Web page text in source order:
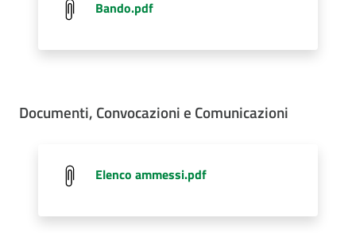
Bando.pdf
Documenti, Convocazioni e Comunicazioni
Elenco ammessi.pdf